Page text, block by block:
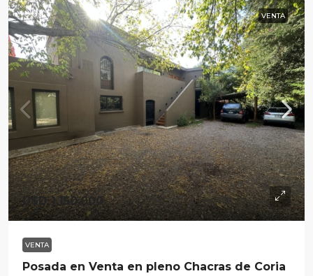
VENTA
U$D 1.150.000
VENTA
Posada en Venta en pleno Chacras de Coria